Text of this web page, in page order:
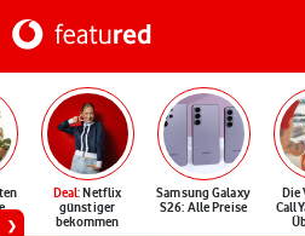
Deal: Netflix
günstiger
bekommen
Samsung Galaxy
S26: Alle Preise
Die